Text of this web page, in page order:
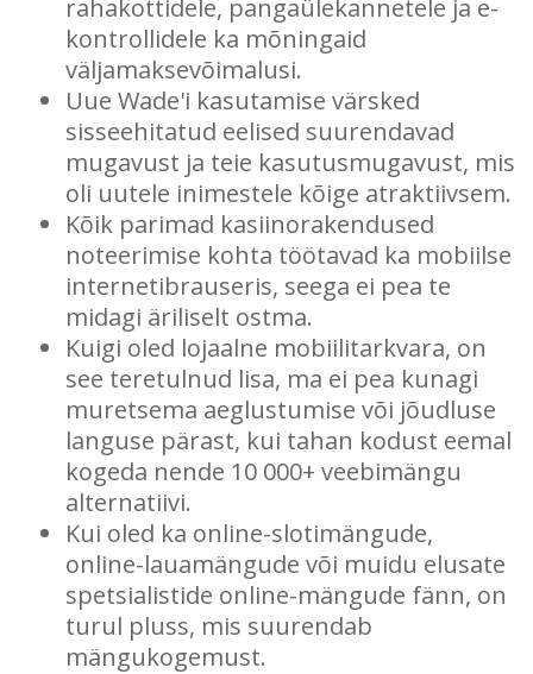
rahakottidele, pangaülekannetele ja e-
kontrollidele ka mõningaid
väljamaksevõimalusi.
Uue Wade'i kasutamise värsked
sisseehitatud eelised suurendavad
mugavust ja teie kasutusmugavust, mis
oli uutele inimestele kõige atraktiivsem.
Kõik parimad kasiinorakendused
noteerimise kohta töötavad ka mobiilse
internetibrauseris, seega ei pea te
midagi äriliselt ostma.
Kuigi oled lojaalne mobiilitarkvara, on
see teretulnud lisa, ma ei pea kunagi
muretsema aeglustumise või jõudluse
languse pärast, kui tahan kodust eemal
kogeda nende 10 000+ veebimängu
alternatiivi.
Kui oled ka online-slotimängude,
online-lauamängude või muidu elusate
spetsialistide online-mängude fänn, on
turul pluss, mis suurendab
mängukogemust.